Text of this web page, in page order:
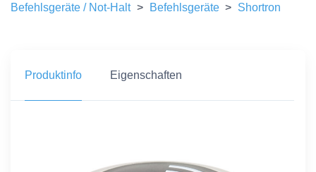
Befehlsgeräte / Not-Halt > Befehlsgeräte > Shortron
Produktinfo Eigenschaften